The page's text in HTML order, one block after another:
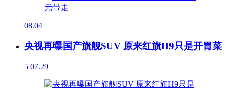
08.04
央视再曝国产旗舰SUV 原来红旗H9只是开胃菜
5 07.29